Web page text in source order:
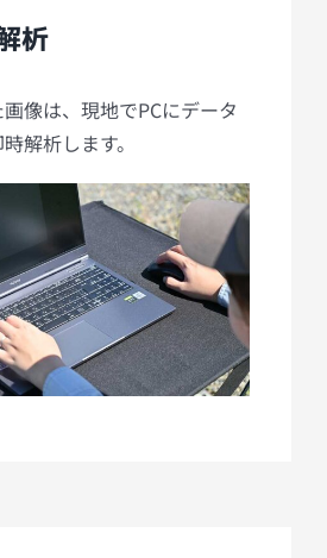
析
像は、現地でPCにデータ
解析します。